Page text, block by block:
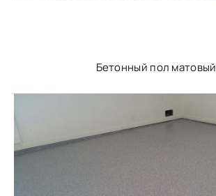
Бетонный пол матовый